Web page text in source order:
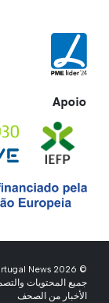
Apoio
© 2026 The Portugal News - تأسست عام 1977
الأخبار من الصحف